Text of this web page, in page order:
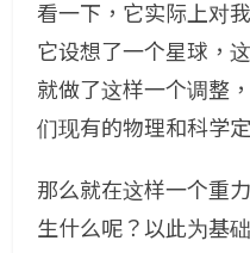
看一下，它实际上对
它设想了一个星球，
就做了这样一个调整
们现有的物理和科学
那么就在这样一个重
生什么呢？以此为基